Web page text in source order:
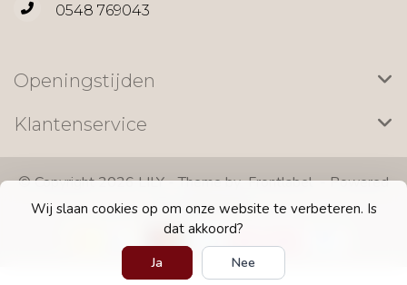
Wij slaan cookies op om onze website te verbeteren. Is
dat akkoord?
Ja
Nee
0548 769043
Openingstijden
Klantenservice
© Copyright 2026 LILY - Theme byFrontlabel- Powered
byLightspeed